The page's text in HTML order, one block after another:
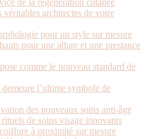
de la régénération cutanée
architectes de votre
pour un style sur mesure
pour une allure et une prestance
comme le nouveau standard de
l’ultime symbole de
des nouveaux soins anti-âge
de soins visage innovants
à proximité sur mesure